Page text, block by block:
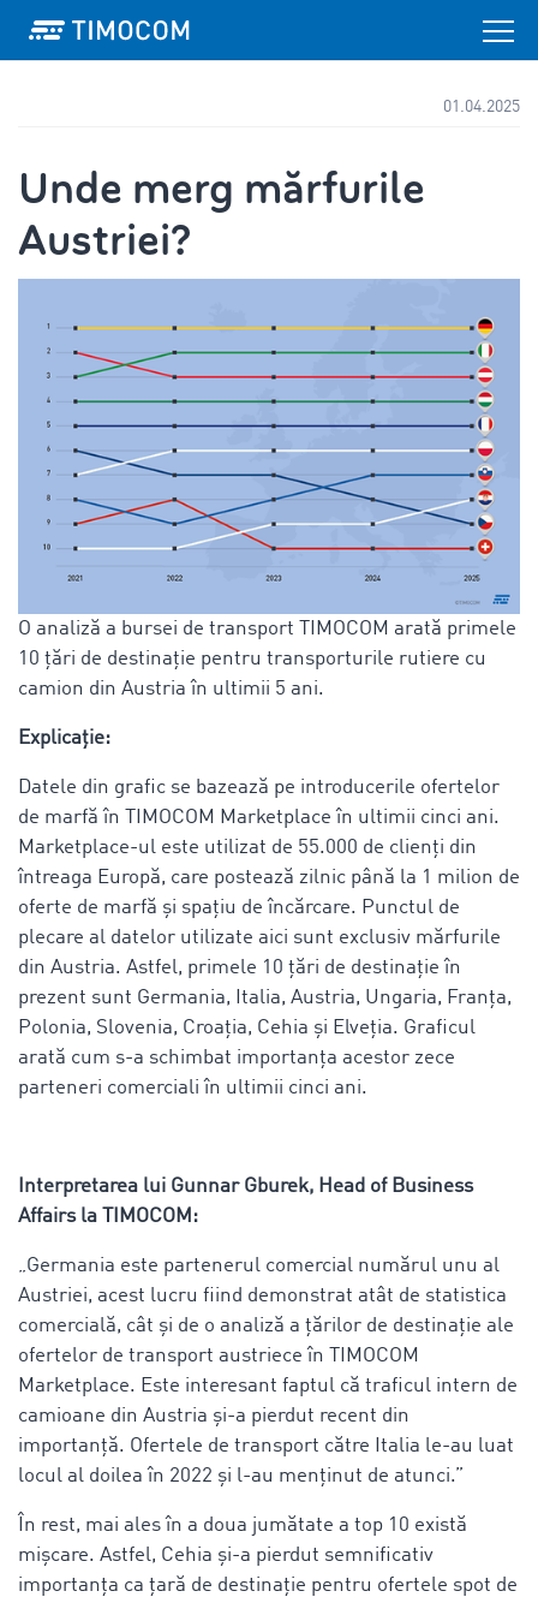
01.04.2025
Unde merg mărfurile
Austriei?
O analiză a bursei de transport TIMOCOM arată primele
10 țări de destinație pentru transporturile rutiere cu
camion din Austria în ultimii 5 ani.
Explicație:
Datele din grafic se bazează pe introducerile ofertelor
de marfă în TIMOCOM Marketplace în ultimii cinci ani.
Marketplace-ul este utilizat de 55.000 de clienți din
întreaga Europă, care postează zilnic până la 1 milion de
oferte de marfă și spațiu de încărcare. Punctul de
plecare al datelor utilizate aici sunt exclusiv mărfurile
din Austria. Astfel, primele 10 țări de destinație în
prezent sunt Germania, Italia, Austria, Ungaria, Franța,
Polonia, Slovenia, Croația, Cehia și Elveția. Graficul
arată cum s-a schimbat importanța acestor zece
parteneri comerciali în ultimii cinci ani.
Interpretarea lui Gunnar Gburek, Head of Business
Affairs la TIMOCOM:
„Germania este partenerul comercial numărul unu al
Austriei, acest lucru fiind demonstrat atât de statistica
comercială, cât și de o analiză a țărilor de destinație ale
ofertelor de transport austriece în TIMOCOM
Marketplace. Este interesant faptul că traficul intern de
camioane din Austria și-a pierdut recent din
importanță. Ofertele de transport către Italia le-au luat
locul al doilea în 2022 și l-au menținut de atunci.”
În rest, mai ales în a doua jumătate a top 10 există
mișcare. Astfel, Cehia și-a pierdut semnificativ
importanța ca țară de destinație pentru ofertele spot de